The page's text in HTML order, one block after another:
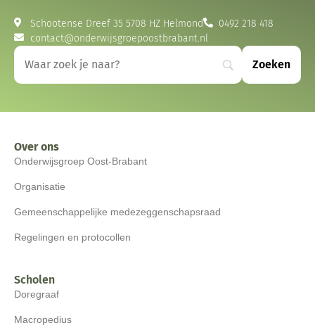
Schootense Dreef 35 5708 HZ Helmond
0492 218 418
contact@onderwijsgroepoostbrabant.nl
Over ons
Onderwijsgroep Oost-Brabant
Organisatie
Gemeenschappelijke medezeggenschapsraad
Regelingen en protocollen
Scholen
Doregraaf
Macropedius